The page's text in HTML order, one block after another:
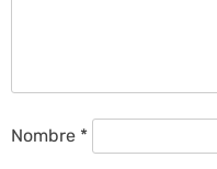
Nombre *